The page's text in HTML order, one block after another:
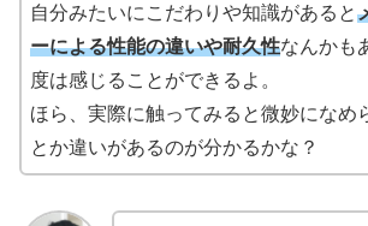
自分みたいにこだわりや知識があると
ーによる性能の違いや耐久性なんかも
度は感じることができるよ。
ほら、実際に触ってみると微妙になめ
とか違いがあるのが分かるかな？